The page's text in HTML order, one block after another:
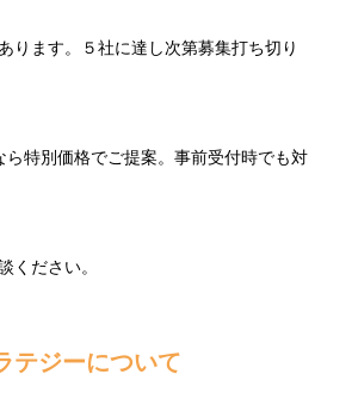
ります。５社に達し次第募集打ち切り
特別価格でご提案。事前受付時でも対
ください。
テジーについて